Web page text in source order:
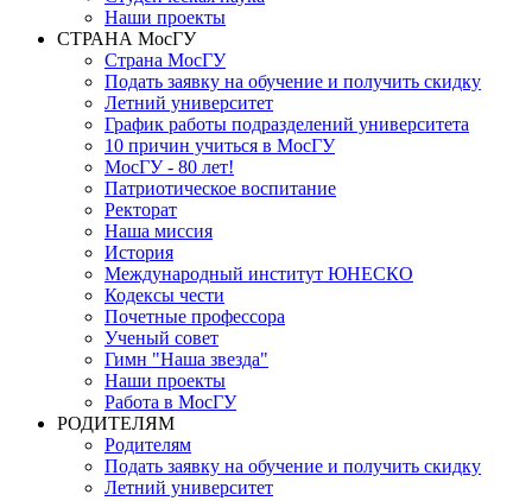
Наши проекты
СТРАНА МосГУ
Страна МосГУ
Подать заявку на обучение и получить скидку
Летний университет
График работы подразделений университета
10 причин учиться в МосГУ
МосГУ - 80 лет!
Патриотическое воспитание
Ректорат
Наша миссия
История
Международный институт ЮНЕСКО
Кодексы чести
Почетные профессора
Ученый совет
Гимн "Наша звезда"
Наши проекты
Работа в МосГУ
РОДИТЕЛЯМ
Родителям
Подать заявку на обучение и получить скидку
Летний университет